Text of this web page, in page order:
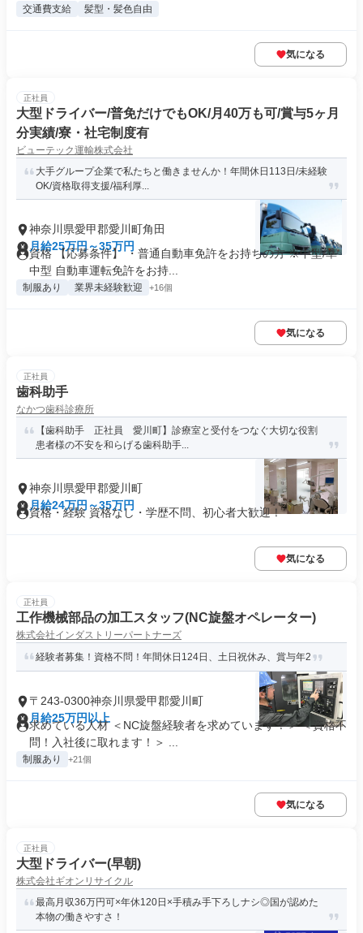
交通費支給 髪型・髪色自由
気になる
正社員
大型ドライバー/普免だけでもOK/月40万も可/賞与5ヶ月
分実績/寮・社宅制度有
ビューテック運輸株式会社
大手グループ企業で私たちと働きませんか！年間休日113日/未経験
OK/資格取得支援/福利厚...
神奈川県愛甲郡愛川町角田
月給25万円～35万円
資格 【応募条件】 ・普通自動車免許をお持ちの方 ※中型/準
中型 自動車運転免許をお持...
制服あり 業界未経験歓迎 +16個
気になる
正社員
歯科助手
なかつ歯科診療所
【歯科助手 正社員 愛川町】診療室と受付をつなぐ大切な役割
患者様の不安を和らげる歯科助手...
神奈川県愛甲郡愛川町
月給24万円～35万円
資格・経験 資格なし・学歴不問、初心者大歓迎！
気になる
正社員
工作機械部品の加工スタッフ(NC旋盤オペレーター)
株式会社インダストリーパートナーズ
経験者募集！資格不問！年間休日124日、土日祝休み、賞与年2
〒243-0300神奈川県愛甲郡愛川町
月給25万円以上
求めている人材 ＜NC旋盤経験者を求めています！＞ ＜資格不
問！入社後に取れます！＞ ...
制服あり +21個
気になる
正社員
大型ドライバー(早朝)
株式会社ギオンリサイクル
最高月収36万円可×年休120日×手積み手下ろしナシ◎国が認めた
本物の働きやすさ！